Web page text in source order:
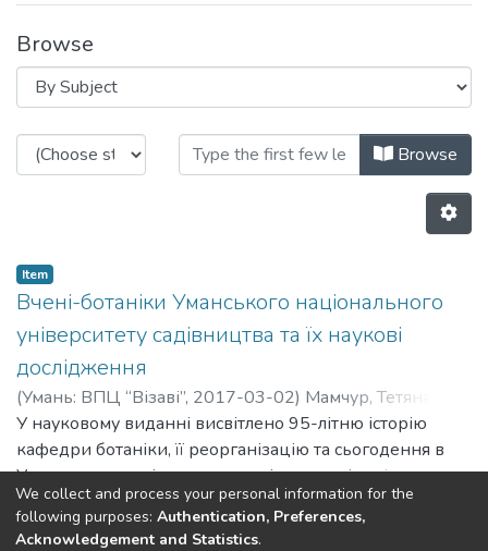
Browse
Browsing Кафедра садово- Browse
Item
Вчені-ботаніки Уманського національного
університету садівництва та їх наукові
дослідження
(Умань: ВПЦ “Візаві”, 2017-03-02) Мамчур, Тетяна
Василівна;Карпенко, Віктор Петрович;Парубок,
Маргарита Іванівна; Свистун, Оксана Вікентіївна
У науковому виданні висвітлено 95-літню історію
кафедри ботаніки, її реорганізацію та сьогодення в
Уманському національному університеті садівництва.
На основі опрацьованого архівного матеріалу описано
життєвий та науковий шлях ботаніків М.І. Анненкова
Previous
We collect and process your personal information for the
following purposes: Authentication, Preferences,
Acknowledgement and Statistics.